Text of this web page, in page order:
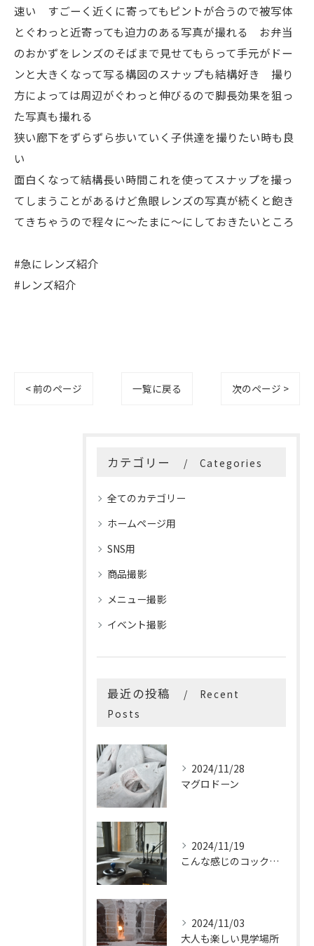
速い すごーく近くに寄ってもピントが合うので被写体
とぐわっと近寄っても迫力のある写真が撮れる お弁当
のおかずをレンズのそばまで見せてもらって手元がドー
ンと大きくなって写る構図のスナップも結構好き 撮り
方によっては周辺がぐわっと伸びるので脚長効果を狙っ
た写真も撮れる
狭い廊下をずらずら歩いていく子供達を撮りたい時も良
い
面白くなって結構長い時間これを使ってスナップを撮っ
てしまうことがあるけど魚眼レンズの写真が続くと飽き
てきちゃうので程々に〜たまに〜にしておきたいところ
#急にレンズ紹介
#レンズ紹介
< 前のページ 一覧に戻る 次のページ >
カテゴリー Categories
全てのカテゴリー
ホームページ用
SNS用
商品撮影
メニュー撮影
イベント撮影
最近の投稿
Recent
Posts
2024/11/28
マグロドーン
2024/11/19
こんな感じのコックピットはたまらないです
2024/11/03
大人も楽しい見学場所